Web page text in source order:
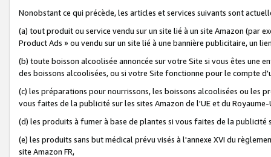
Nonobstant ce qui précède, les articles et services suivants sont
(a) tout produit ou service vendu sur un site lié à un site Amazon (par
Product Ads » ou vendu sur un site lié à une bannière publicitaire, un
(b) toute boisson alcoolisée annoncée sur votre Site si vous êtes une
des boissons alcoolisées, ou si votre Site fonctionne pour le compte
(c) les préparations pour nourrissons, les boissons alcoolisées ou les
vous faites de la publicité sur les sites Amazon de l'UE et du Royaume-
(d) les produits à fumer à base de plantes si vous faites de la publicité
(e) les produits sans but médical prévu visés à l'annexe XVI du
site Amazon FR,